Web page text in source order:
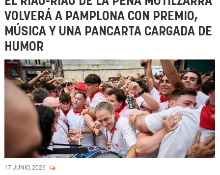
VOLVERÁ A PAMPLONA CON PREMIO,
MÚSICA Y UNA PANCARTA CARGADA DE
HUMOR
17 JUNIO, 2026